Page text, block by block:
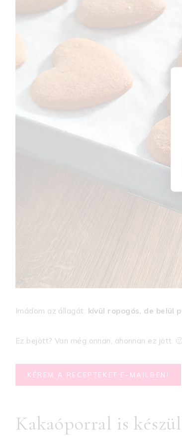
Imádom az állagát: kívül ropogós, de belül
Ez bejött? Van még onnan, ahonnan ez jött.
KÉREM A RECEPTEKET E-MAILBEN!
Kakaóporral is